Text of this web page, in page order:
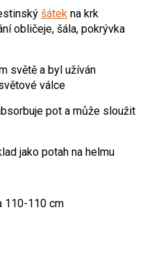
šátek na krk
obličeje, šála, pokrývka
světě a byl užíván
válce
pot a může sloužit
jako potah na helmu
110-110 cm